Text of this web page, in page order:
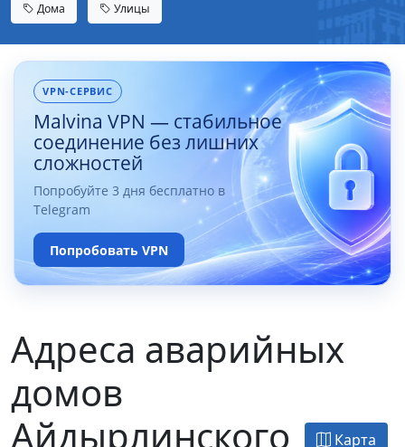
Дома Улицы
VPN-СЕРВИС
Malvina VPN — стабильное
соединение без лишних
сложностей
Попробуйте 3 дня бесплатно в
Telegram
Попробовать VPN
Адреса аварийных
домов
Айдырлинского
Карта